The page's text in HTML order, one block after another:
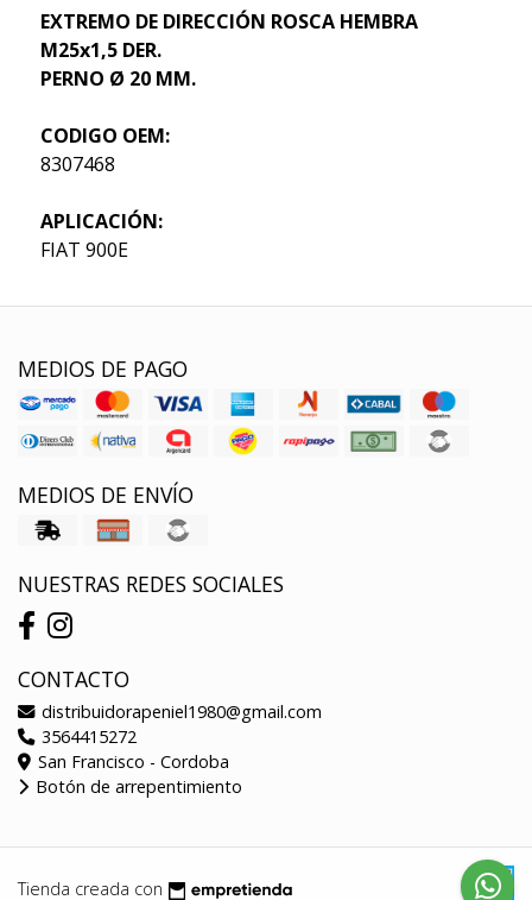
EXTREMO DE DIRECCIÓN ROSCA HEMBRA
M25x1,5 DER.
PERNO Ø 20 MM.
CODIGO OEM:
8307468
APLICACIÓN:
FIAT 900E
MEDIOS DE PAGO
MEDIOS DE ENVÍO
NUESTRAS REDES SOCIALES
CONTACTO
distribuidorapeniel1980@gmail.com
3564415272
San Francisco - Cordoba
Botón de arrepentimiento
Tienda creada con